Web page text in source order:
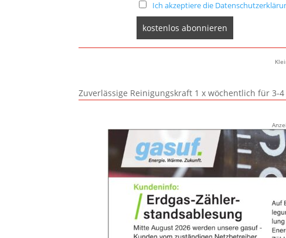
Ich akzeptiere die
Zuverlässige Reinigungskraft 1 x wöchentlich für 3-